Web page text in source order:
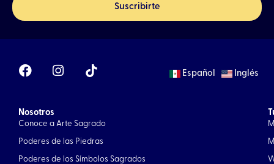
Suscribirte
F
a
b
o
o
I
n
g
r
a
Español Inglés
Nosotros
Conoce a Arte Sagrado
Poderes de las Piedras
Poderes de los Símbolos Sagrados